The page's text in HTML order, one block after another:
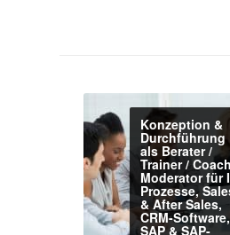
Konzeption &
Durchführung
als Berater /
Trainer /
Moderator für
Prozesse,
& After Sales,
CRM-Software,
SAP & SAP-